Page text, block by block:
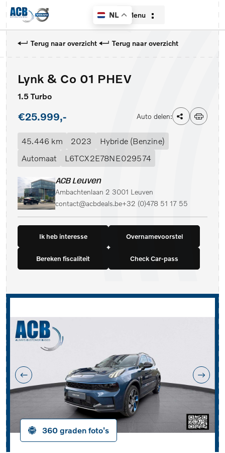
NL Menu
Aanbod
Diensten
Over ons
Verkocht
Terug naar overzicht Terug naar overzicht
Lynk & Co 01 PHEV
1.5 Turbo
€25.999,- Auto delen:
45.446 km 2023
Hybride (Benzine)
Automaat
L6TCX2E78NE029574
ACB Leuven
Ambachtenlaan 2 3001 Leuven
contact@acbdeals.be+32 (0)478 51 17 55
Ik heb interesse Overnamevoorstel
Bereken fiscaliteit Check Car-pass
360 graden foto's